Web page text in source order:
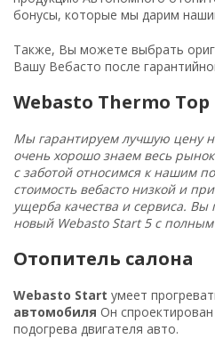
бонусы, которые мы дарим
Также, Вы можете выбрать
Вашу Вебасто после
Webasto Thermo Top
Мы гарантируем лучшую цену
очень хорошо знаем весь
с заботой относимся к нашим
стоимость вебасто низкой и
ущерба качества и сервиса. Вы
новый Webasto Start 5 с
Отопитель салона
Webasto Start умеет
автомобиля Он
подогрева двигателя авто.